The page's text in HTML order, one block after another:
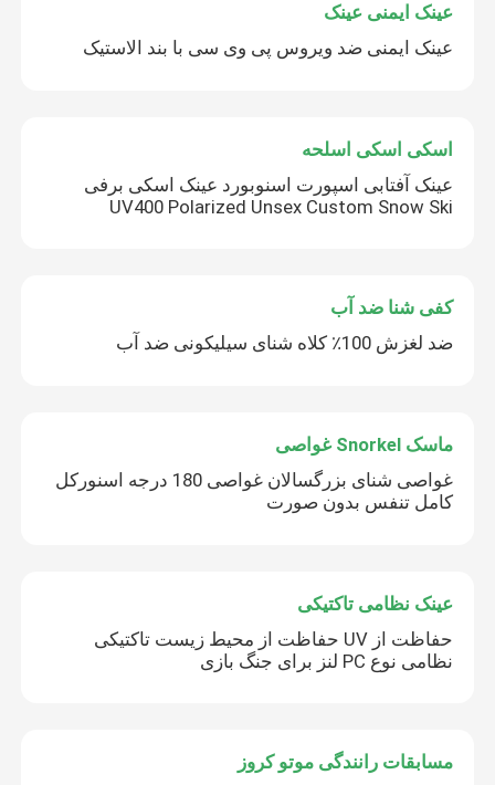
عینک ایمنی عینک
عینک ایمنی ضد ویروس پی وی سی با بند الاستیک
اسکی اسکی اسلحه
عینک آفتابی اسپورت اسنوبورد عینک اسکی برفی
UV400 Polarized Unsex Custom Snow Ski
کفی شنا ضد آب
ضد لغزش 100٪ کلاه شنای سیلیکونی ضد آب
ماسک Snorkel غواصی
غواصی شنای بزرگسالان غواصی 180 درجه اسنورکل
کامل تنفس بدون صورت
عینک نظامی تاکتیکی
حفاظت از UV حفاظت از محیط زیست تاکتیکی
نظامی نوع PC لنز برای جنگ بازی
مسابقات رانندگی موتو کروز